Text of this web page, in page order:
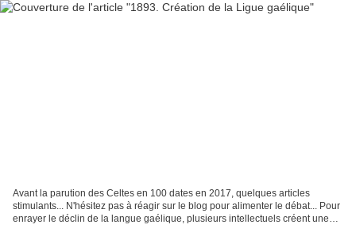
Avant la parution des Celtes en 100 dates en 2017, quelques articles
stimulants... N'hésitez pas à réagir sur le blog pour alimenter le débat... Pour
enrayer le déclin de la langue gaélique, plusieurs intellectuels créent une